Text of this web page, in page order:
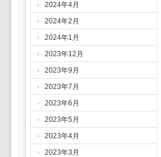
2024年4月
2024年2月
2024年1月
2023年12月
2023年9月
2023年7月
2023年6月
2023年5月
2023年4月
2023年3月